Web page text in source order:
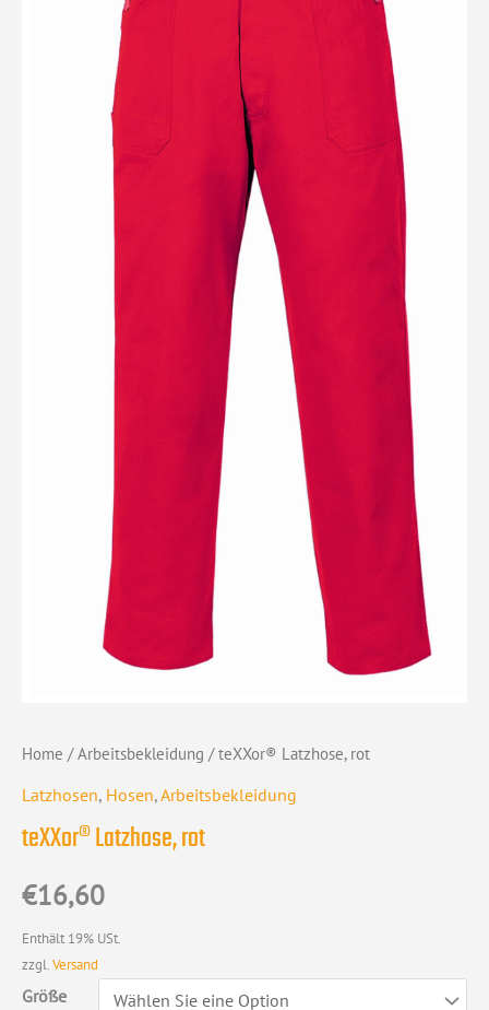
Home /Arbeitsbekleidung / teXXor® Latzhose, rot
Latzhosen, Hosen,Arbeitsbekleidung
teXXor® Latzhose, rot
€16,60
Enthält 19% USt.
zzgl.Versand
Größe